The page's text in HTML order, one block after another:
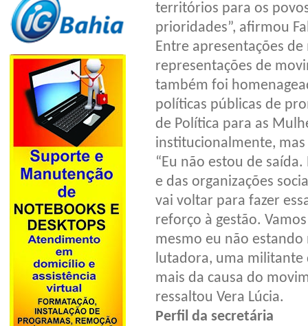
territórios para os
prioridades”, afirmou
Entre apresentações
representações de
também foi
políticas públicas de
de Política para as
institucionalmente,
“Eu não estou de
e das organizações
vai voltar para fazer
reforço à gestão.
mesmo eu não
lutadora, uma militante
mais da causa do
ressaltou Vera Lúcia.
Perfil da secretária